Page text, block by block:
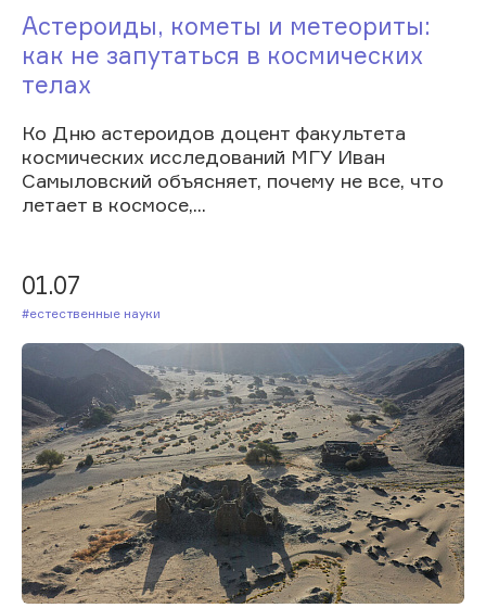
Астероиды, кометы и метеориты:
как не запутаться в космических
телах
Ко Дню астероидов доцент факультета
космических исследований МГУ Иван
Самыловский объясняет, почему не все, что
летает в космосе,...
01.07
#Естественные науки